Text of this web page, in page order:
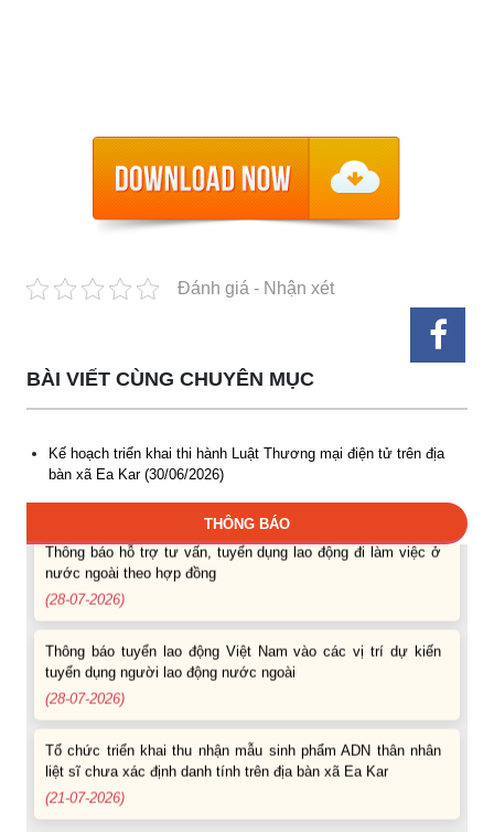
Đánh giá - Nhận xét
BÀI VIẾT CÙNG CHUYÊN MỤC
Kế hoạch triển khai thi hành Luật Thương mại điện tử trên địa
bàn xã Ea Kar (30/06/2026)
THÔNG BÁO
(04-08-2026)
trong tỉnh
Thông báo hỗ trợ tư vấn, tuyển dụng lao động đi làm việc ở
nước ngoài theo hợp đồng
(28-07-2026)
tuyển dụng người lao động nước ngoài
(28-07-2026)
liệt sĩ chưa xác định danh tính trên địa bàn xã Ea Kar
(21-07-2026)